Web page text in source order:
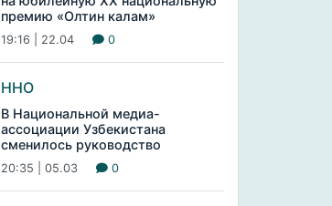
премию «Олтин калам»
19:16 | 22.04 0
ННО
В Национальной медиа-
ассоциации Узбекистана
сменилось руководство
20:35 | 05.03 0